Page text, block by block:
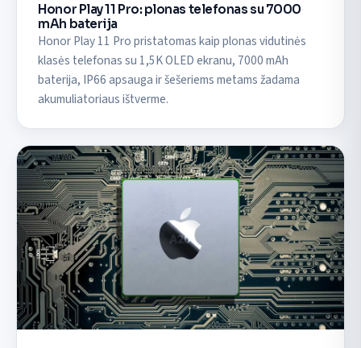
Honor Play 11 Pro: plonas telefonas su 7000
mAh baterija
Honor Play 11 Pro pristatomas kaip plonas vidutinės
klasės telefonas su 1,5K OLED ekranu, 7000 mAh
baterija, IP66 apsauga ir šešeriems metams žadama
akumuliatoriaus ištverme.